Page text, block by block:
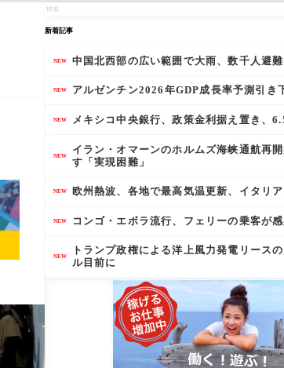
新着記事
NEW 中国北西部の広い範囲で大雨、数千人避
NEW アルゼンチン2026年GDP成長率予測引き
NEW メキシコ中央銀行、政策金利据え置き、
NEW
イラン・オマーンのホルムズ海峡通航再
す「実現困難」
NEW 欧州熱波、各地で最高気温更新、イタリ
NEW コンゴ・エボラ流行、フェリーの乗客が
NEW
トランプ政権による洋上風力発電リース
ル目前に